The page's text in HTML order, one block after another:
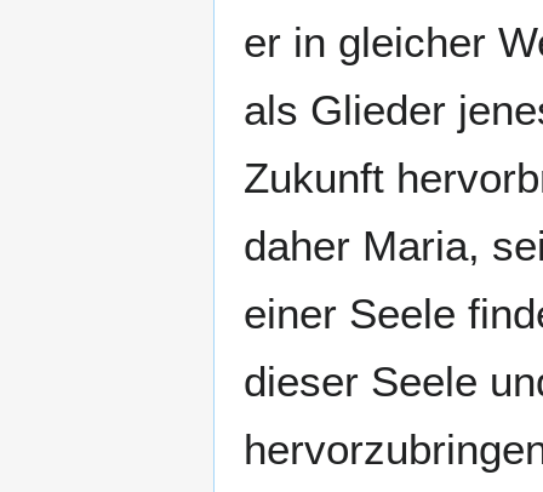
er in gleicher
als Glieder
Zukunft
daher Maria,
einer Seele
dieser Seele